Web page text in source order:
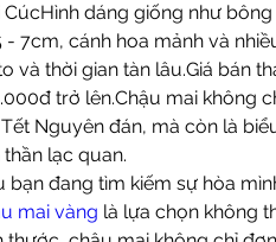
CúcHình dáng giống như
- 7cm, cánh hoa mảnh và
và thời gian tàn lâu.Giá bán
trở lên.Chậu mai không
Nguyên đán, mà còn là
thần lạc quan.
mai vàng là lựa chọn không